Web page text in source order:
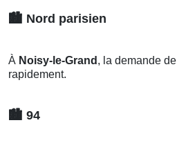
🏙️ Nord parisien
À Noisy-le-Grand , la demande de
rapidement.
🏙️ 94